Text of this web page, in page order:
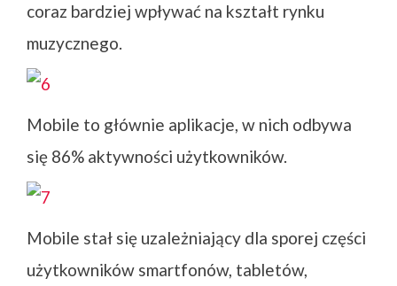
coraz bardziej wpływać na kształt rynku
muzycznego.
Mobile to głównie aplikacje, w nich odbywa
się 86% aktywności użytkowników.
Mobile stał się uzależniający dla sporej części
użytkowników smartfonów, tabletów,